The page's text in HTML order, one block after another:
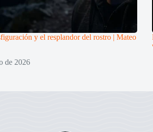
y el resplandor del rostro | Mateo
de 2026